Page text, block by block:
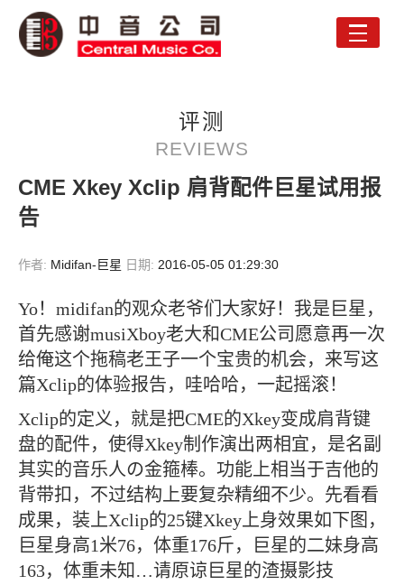
Toggle
评测
REVIEWS
CME Xkey Xclip 肩背配件巨星试用报
告
作者: Midifan-巨星 日期: 2016-05-05 01:29:30
Yo！midifan的观众老爷们大家好！我是巨星，
首先感谢musiXboy老大和CME公司愿意再一次
给俺这个拖稿老王子一个宝贵的机会，来写这
篇Xclip的体验报告，哇哈哈，一起摇滚！
Xclip的定义，就是把CME的Xkey变成肩背键
盘的配件，使得Xkey制作演出两相宜，是名副
其实的音乐人の金箍棒。功能上相当于吉他的
背带扣，不过结构上要复杂精细不少。先看看
成果，装上Xclip的25键Xkey上身效果如下图，
巨星身高1米76，体重176斤，巨星的二妹身高
163，体重未知…请原谅巨星的渣摄影技